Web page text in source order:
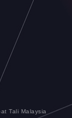
Tali Malaysia